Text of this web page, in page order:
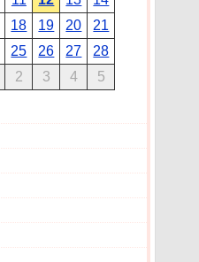
18 19 20
21
25 26 27
28
2 3 4 5